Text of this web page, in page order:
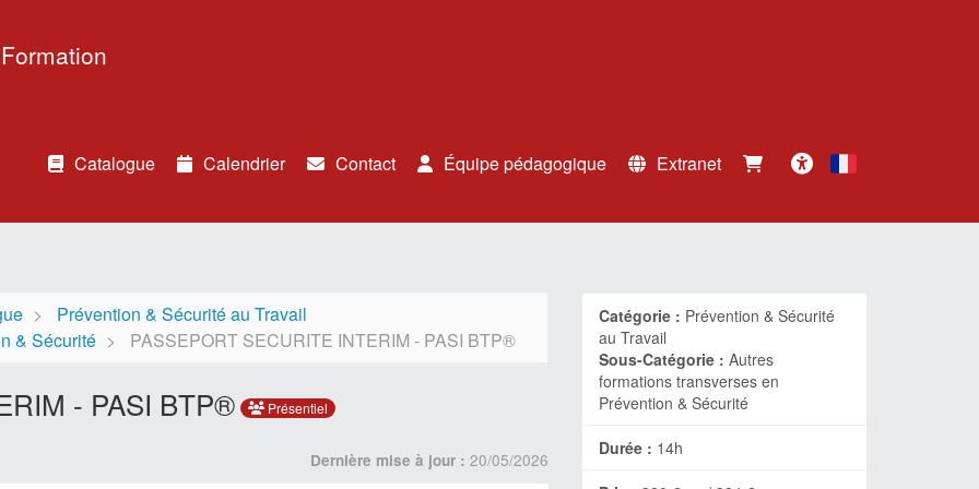
Catalogue Calendrier Contact Équipe pédagogique
Extranet
Français
Prévention & Sécurité au Travail
& Sécurité
PASSEPORT SECURITE INTERIM - PASI BTP®
- PASI BTP® Présentiel
Dernière mise à jour : 20/05/2026
Catégorie : Prévention & Sécurité
au Travail
Sous-Catégorie : Autres
formations transverses en
Prévention & Sécurité
Durée : 14h